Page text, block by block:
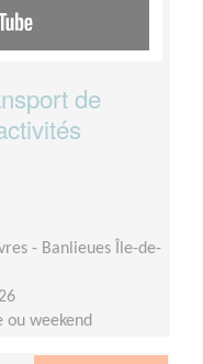
de
- Banlieues Île-de-
ou weekend